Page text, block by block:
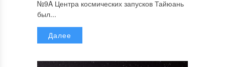
№9A Центра космических запусков Тайюань
был...
Далее